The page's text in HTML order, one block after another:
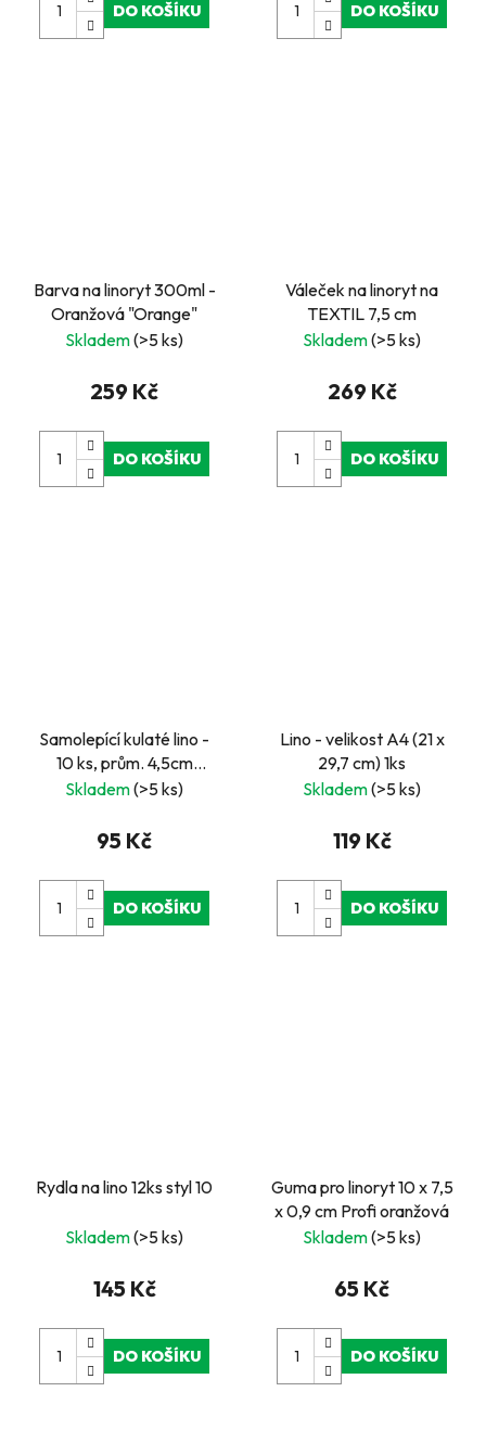
DO KOŠÍKU DO KOŠÍKU
Barva na linoryt 300ml -
Oranžová "Orange"
Skladem(>5 ks)
259 Kč
DO KOŠÍKU
Váleček na linoryt na
TEXTIL 7,5 cm
Skladem(>5 ks)
269 Kč
DO KOŠÍKU
Samolepící kulaté lino -
10 ks, prům. 4,5cm
Master cut
Skladem(>5 ks)
95 Kč
DO KOŠÍKU
Lino - velikost A4 (21 x
29,7 cm) 1ks
Skladem(>5 ks)
119 Kč
DO KOŠÍKU
Rydla na lino 12ks styl 10
Skladem(>5 ks)
145 Kč
DO KOŠÍKU
Guma pro linoryt 10 x 7,5
x 0,9 cm Profi oranžová
Skladem(>5 ks)
65 Kč
DO KOŠÍKU